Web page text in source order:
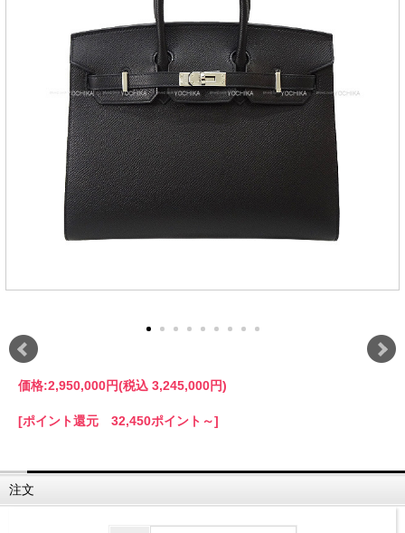
価格:2,950,000円(税込 3,245,000円)
[ポイント還元 32,450ポイント～]
注文